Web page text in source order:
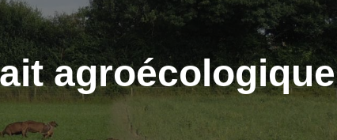
agroécologique